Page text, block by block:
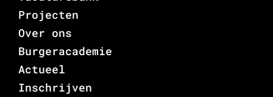
Projecten
Over ons
Burgeracademie
Actueel
Inschrijven